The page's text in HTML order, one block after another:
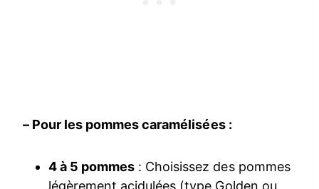
– Pour les pommes caramélisées :
4 à 5 pommes : Choisissez des pommes
légèrement acidulées (type Golden ou